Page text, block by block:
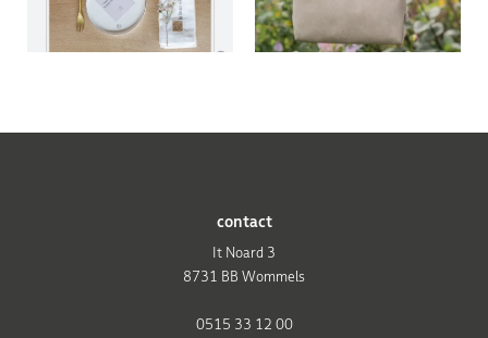
contact
It Noard 3
8731 BB Wommels
0515 33 12 00